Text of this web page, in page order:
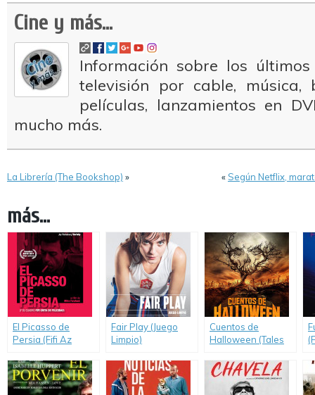
Cine y más...
Información sobre los
televisión por cable, música,
películas, lanzamientos en
mucho más.
La Librería (The Bookshop) » «Según Netflix,
más...
El Picasso de
Persia (Fifi Az
Mikeshad / Fifi
Howls from
Happiness)
Fair Play (Juego
Limpio)
Cuentos de
Halloween (Tales